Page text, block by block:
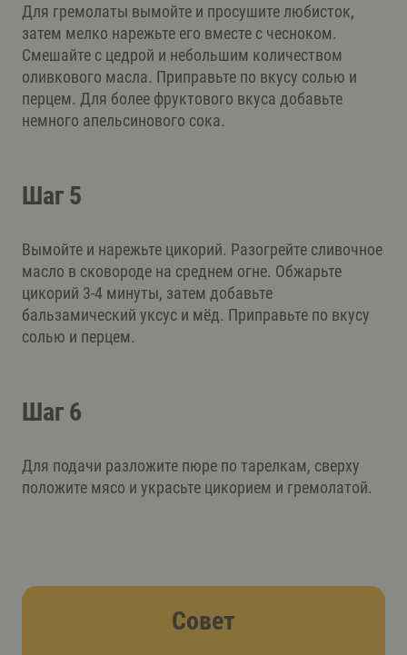
Для гремолаты вымойте и просушите любисток,
затем мелко нарежьте его вместе с чесноком.
Смешайте с цедрой и небольшим количеством
оливкового масла. Приправьте по вкусу солью и
перцем. Для более фруктового вкуса добавьте
немного апельсинового сока.
Шаг 5
Вымойте и нарежьте цикорий. Разогрейте сливочное
масло в сковороде на среднем огне. Обжарьте
цикорий 3-4 минуты, затем добавьте
бальзамический уксус и мёд. Приправьте по вкусу
солью и перцем.
Шаг 6
Для подачи разложите пюре по тарелкам, сверху
положите мясо и украсьте цикорием и гремолатой.
Совет